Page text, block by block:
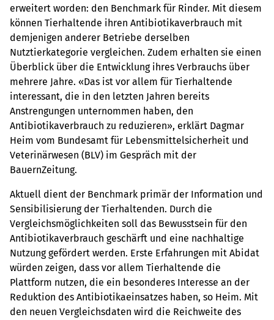
erweitert worden: den Benchmark für Rinder. Mit diesem
können Tierhaltende ihren Antibiotikaverbrauch mit
demjenigen anderer Betriebe derselben
Nutztierkategorie vergleichen. Zudem erhalten sie einen
Überblick über die Entwicklung ihres Verbrauchs über
mehrere Jahre. «Das ist vor allem für Tierhaltende
interessant, die in den letzten Jahren bereits
Anstrengungen unternommen haben, den
Antibiotikaverbrauch zu reduzieren», erklärt Dagmar
Heim vom Bundesamt für Lebensmittelsicherheit und
Veterinärwesen (BLV) im Gespräch mit der
BauernZeitung.
Aktuell dient der Benchmark primär der Information und
Sensibilisierung der Tierhaltenden. Durch die
Vergleichsmöglichkeiten soll das Bewusstsein für den
Antibiotikaverbrauch geschärft und eine nachhaltige
Nutzung gefördert werden. Erste Erfahrungen mit Abidat
würden zeigen, dass vor allem Tierhaltende die
Plattform nutzen, die ein besonderes Interesse an der
Reduktion des Antibiotikaeinsatzes haben, so Heim. Mit
den neuen Vergleichsdaten wird die Reichweite des